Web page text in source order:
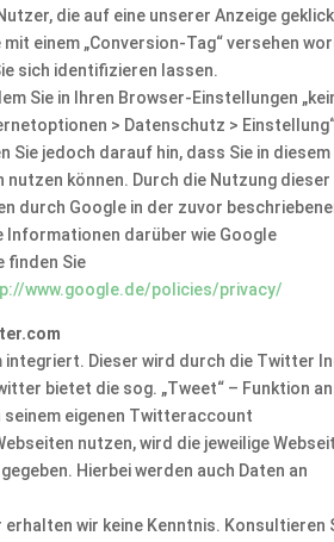
die auf eine unserer Anzeige
einem „Conversion-Tag“ versehen
sich identifizieren lassen.
Sie in Ihren Browser-Einstellungen
> Datenschutz >
jedoch darauf hin, dass Sie in diesem
können. Durch die Nutzung dieser
durch Google in der zuvor
Informationen darüber wie Google
finden Sie
www.google.de/policies/privacy/
Dieser wird durch die Twitter
bietet die sog. „Tweet“ – Funktion an.
seinem eigenen Twitteraccount
nutzen, wird die jeweilige
Hierbei werden auch Daten an
wir keine Kenntnis. Konsultieren